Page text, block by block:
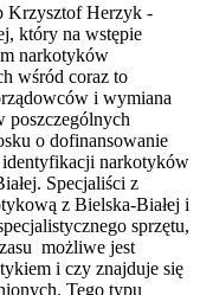
Krzysztof Herzyk -
który na wstępie
narkotyków
wśród coraz to
i wymiana
poszczególnych
o dofinansowanie
identyfikacji narkotyków
Specjaliści z
z Bielska-Białej i
sprzętu,
możliwe jest
i czy znajduje się
Tego typu